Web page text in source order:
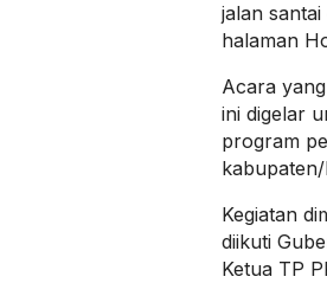
jalan
halaman
Acara
ini digelar
program
Kegiatan
diikuti
Ketua TP